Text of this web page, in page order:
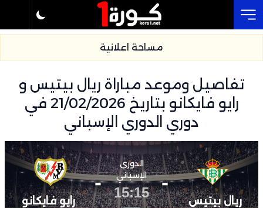
مساحة اعلانية
تفاصيل وموعد مباراة ريال بيتيس و
رايو فايكانو بتاريخ 21/02/2026 في
دوري الدوري الإسباني
ريال بيتيس
-
الدوري
الإسباني
15:15
-
رايو فايكانو